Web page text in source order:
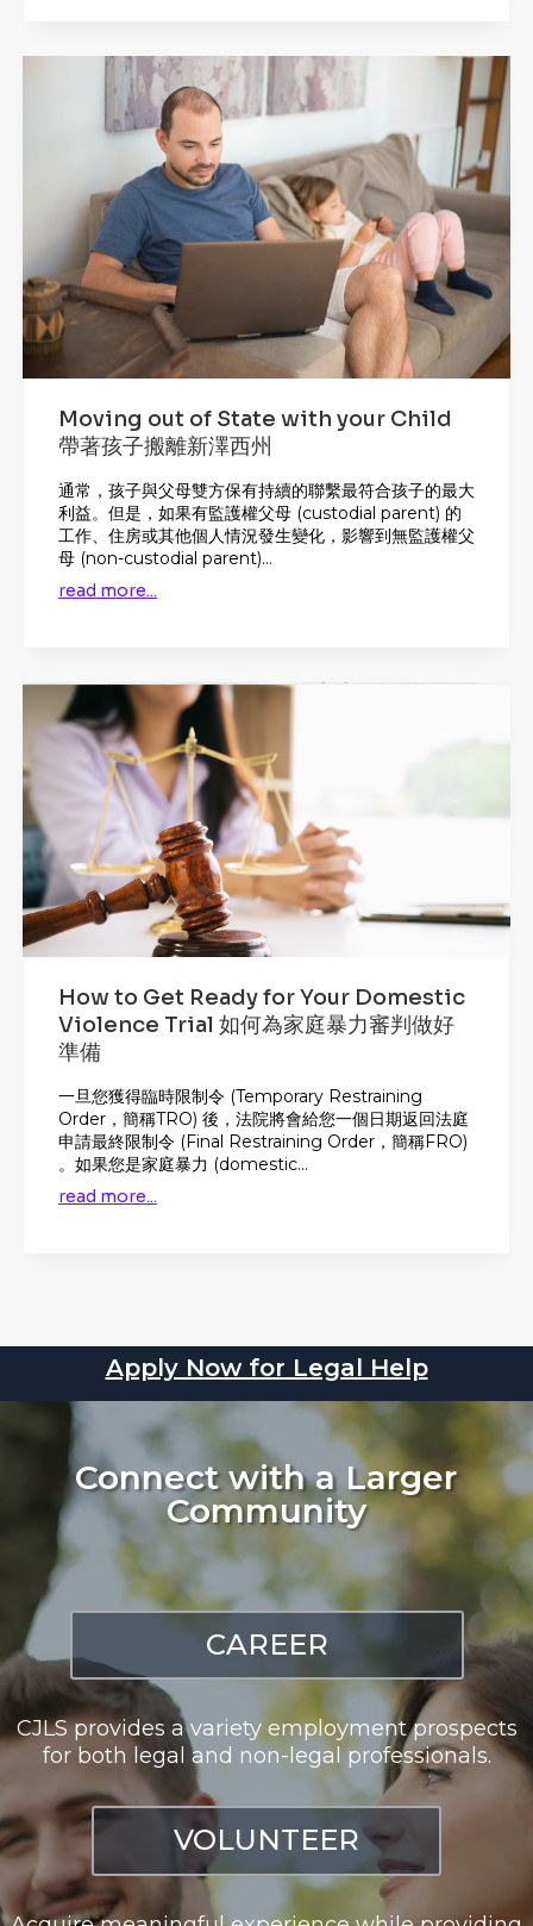
Moving out of State with your Child
帶著孩子搬離新澤西州
通常，孩子與父母雙方保有持續的聯繫最符合孩子的最大
利益。但是，如果有監護權父母 (custodial parent) 的
工作、住房或其他個人情況發生變化，影響到無監護權父
母 (non-custodial parent)...
read more...
How to Get Ready for Your Domestic
Violence Trial 如何為家庭暴力審判做好
準備
一旦您獲得臨時限制令 (Temporary Restraining
Order，簡稱TRO) 後，法院將會給您一個日期返回法庭
申請最終限制令 (Final Restraining Order，簡稱FRO)
。如果您是家庭暴力 (domestic...
read more...
Apply Now for Legal Help
Connect with a Larger
Community
CAREER
CJLS provides a variety employment prospects
for both legal and non-legal professionals.
VOLUNTEER